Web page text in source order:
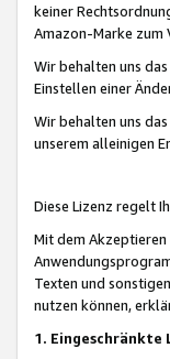
keiner
Amazon-Marke zum
Wir behalten uns
Einstellen einer
Wir behalten uns
unserem alleinigen
Diese Lizenz regelt
Mit dem
Texten und
nutzen können,
1.